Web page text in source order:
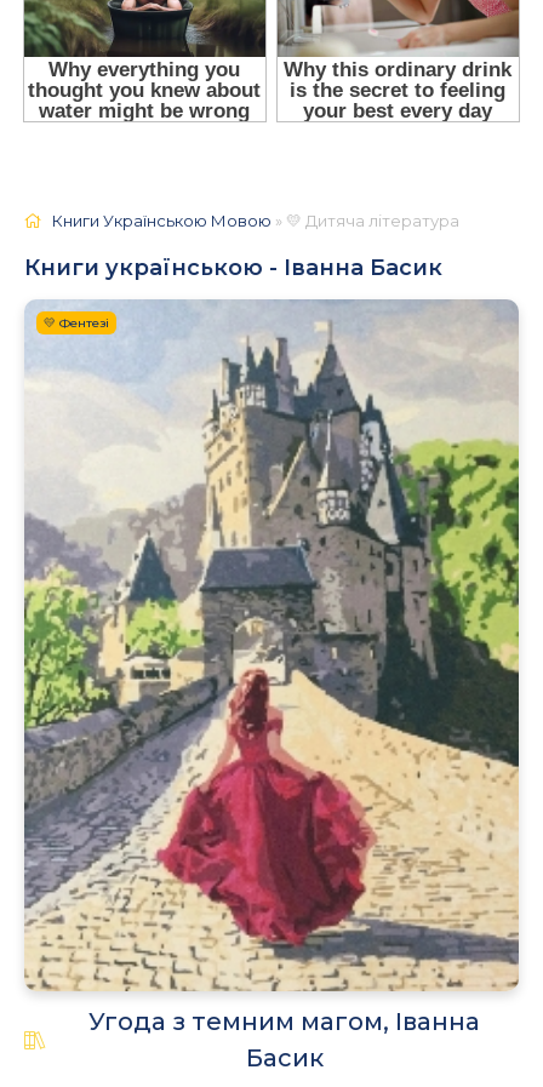
Книги Українською Мовою » 💛 Дитяча література
Книги українською - Іванна Басик
💛 Фентезі
Угода з темним магом, Іванна
Басик